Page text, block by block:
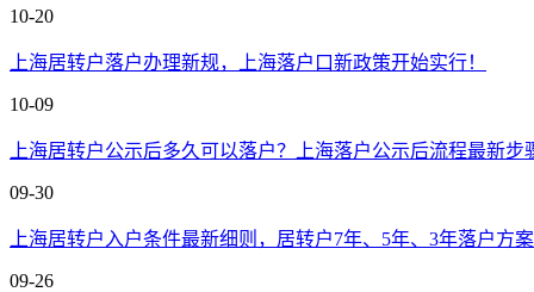
10-20
上海居转户落户办理新规，上海落户口新政策开始实行！
10-09
上海居转户公示后多久可以落户？上海落户公示后流程最新步
09-30
上海居转户入户条件最新细则，居转户7年、5年、3年落户方案
09-26